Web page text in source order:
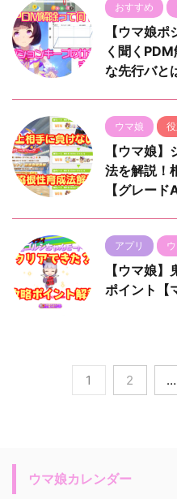
おすすめ
【ウマ娘
く聞く
な先行バと
ウマ娘
【ウマ娘
法を解説！
【グレード
アプリ
【ウマ娘
ポイント【
1 2 …
ウマ娘カレンダー